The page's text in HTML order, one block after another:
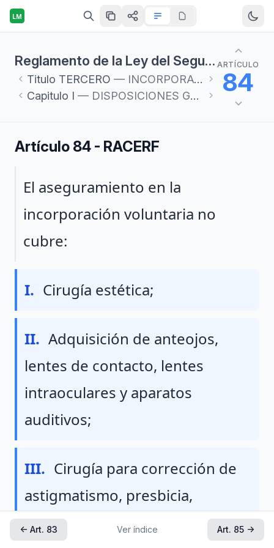
LM
Reglamento de la Ley del Seguro Social en materia de Afiliación, Clasificación de Empresas, Recaudación y Fiscalización
Titulo TERCERO — INCORPORACIÓN VOLUNTARIA AL RÉGIMEN OBLIGATORIO
Capitulo I — DISPOSICIONES GENERALES
ARTÍCULO
84
Artículo 84 - RACERF
Párrafo 1
El aseguramiento en la
incorporación voluntaria no
cubre:
Fraccion I
I. Cirugía estética;
Fraccion II
II. Adquisición de anteojos,
lentes de contacto, lentes
intraoculares y aparatos
auditivos;
Fraccion III
III. Cirugía para corrección de
astigmatismo, presbicia,
miopía e hipermetropía;
← Art. 83 Ver índice Art. 85 →